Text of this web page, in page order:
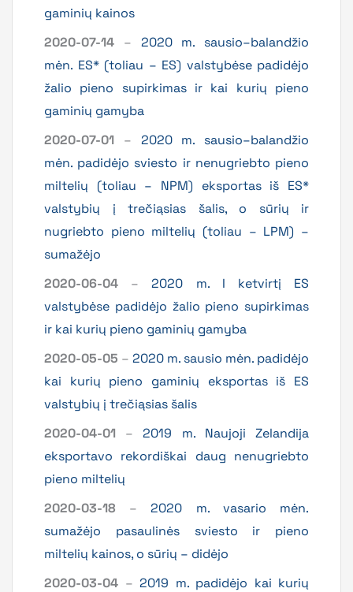
gaminių kainos
2020-07-14 – 2020 m. sausio–balandžio
mėn. ES* (toliau – ES) valstybėse padidėjo
žalio pieno supirkimas ir kai kurių pieno
gaminių gamyba
2020-07-01 – 2020 m. sausio–balandžio
mėn. padidėjo sviesto ir nenugriebto pieno
miltelių (toliau – NPM) eksportas iš ES*
valstybių į trečiąsias šalis, o sūrių ir
nugriebto pieno miltelių (toliau – LPM) –
sumažėjo
2020-06-04 –2020 m. I ketvirtį ES
valstybėse padidėjo žalio pieno supirkimas
ir kai kurių pieno gaminių gamyba
2020-05-05 – 2020 m. sausio mėn. padidėjo
kai kurių pieno gaminių eksportas iš ES
valstybių į trečiąsias šalis
2020-04-01 –2019 m. Naujoji Zelandija
eksportavo rekordiškai daug nenugriebto
pieno miltelių
2020-03-18 –2020 m. vasario mėn.
sumažėjo pasaulinės sviesto ir pieno
miltelių kainos, o sūrių – didėjo
2020-03-04 – 2019 m. padidėjo kai kurių